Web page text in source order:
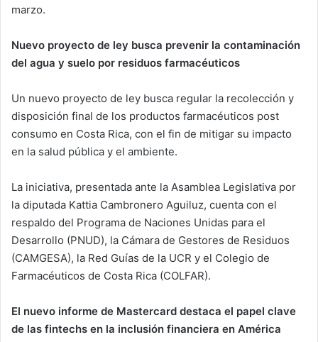
marzo.
Nuevo proyecto de ley busca prevenir la contaminación
del agua y suelo por residuos farmacéuticos
Un nuevo proyecto de ley busca regular la recolección y
disposición final de los productos farmacéuticos post
consumo en Costa Rica, con el fin de mitigar su impacto
en la salud pública y el ambiente.
La iniciativa, presentada ante la Asamblea Legislativa por
la diputada Kattia Cambronero Aguiluz, cuenta con el
respaldo del Programa de Naciones Unidas para el
Desarrollo (PNUD), la Cámara de Gestores de Residuos
(CAMGESA), la Red Guías de la UCR y el Colegio de
Farmacéuticos de Costa Rica (COLFAR).
El nuevo informe de Mastercard destaca el papel clave
de las fintechs en la inclusión financiera en América